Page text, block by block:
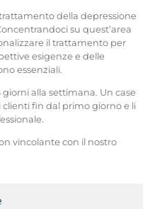
della depressione
su quest’area
il trattamento per
esigenze e delle
essenziali.
alla settimana. Un case
fin dal primo giorno e li
vincolante con il nostro